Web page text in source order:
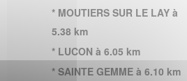
* MOUTIERS SUR LE LAY à
5.38 km
* LUCON à 6.05 km
* SAINTE GEMME à 6.10 km